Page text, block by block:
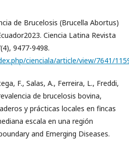
de Brucelosis (Brucella Abortus)
Ciencia Latina Revista
9477-9498.
cienciala/article/view/7641/
F., Salas, A., Ferreira, L., Freddi,
de brucelosis bovina,
y prácticas locales en fincas
escala en una región
and Emerging Diseases.